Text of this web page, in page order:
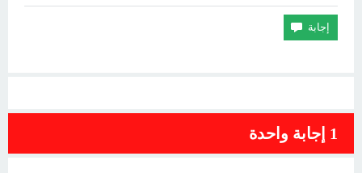
1 إجابة واحدة